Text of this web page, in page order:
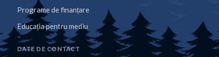
Programe de finanțare
Educația pentru mediu
DATE DE CONTACT